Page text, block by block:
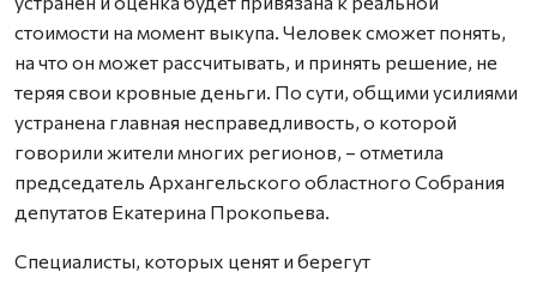
стоимости на момент выкупа. Человек сможет понять,
на что он может рассчитывать, и принять решение, не
теряя свои кровные деньги. По сути, общими усилиями
устранена главная несправедливость, о которой
говорили жители многих регионов, – отметила
председатель Архангельского областного Собрания
депутатов Екатерина Прокопьева.
Специалисты, которых ценят и берегут